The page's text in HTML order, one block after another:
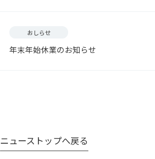
おしらせ
年末年始休業のお知らせ
ニューストップへ戻る